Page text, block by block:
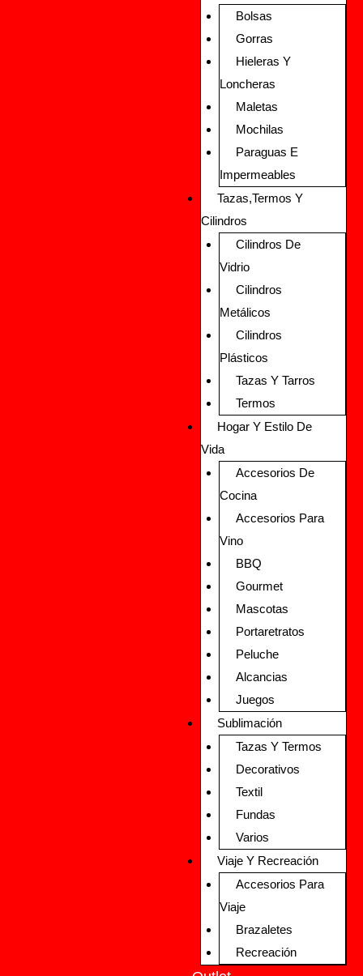
Bolsas
Gorras
Hieleras Y
Loncheras
Maletas
Mochilas
Paraguas E
Impermeables
Tazas,Termos Y
Cilindros
Cilindros De
Vidrio
Cilindros
Metálicos
Cilindros
Plásticos
Tazas Y Tarros
Termos
Hogar Y Estilo De
Vida
Accesorios De
Cocina
Accesorios Para
Vino
BBQ
Gourmet
Mascotas
Portaretratos
Peluche
Alcancias
Juegos
Sublimación
Tazas Y Termos
Decorativos
Textil
Fundas
Varios
Viaje Y Recreación
Accesorios Para
Viaje
Brazaletes
Recreación